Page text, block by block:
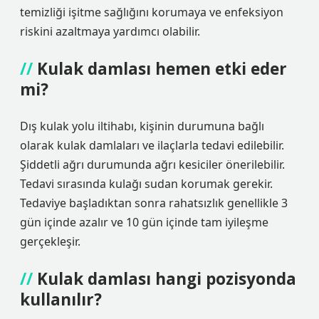
temizliği işitme sağlığını korumaya ve enfeksiyon
riskini azaltmaya yardımcı olabilir.
Kulak damlası hemen etki eder
mi?
Dış kulak yolu iltihabı, kişinin durumuna bağlı
olarak kulak damlaları ve ilaçlarla tedavi edilebilir.
Şiddetli ağrı durumunda ağrı kesiciler önerilebilir.
Tedavi sırasında kulağı sudan korumak gerekir.
Tedaviye başladıktan sonra rahatsızlık genellikle 3
gün içinde azalır ve 10 gün içinde tam iyileşme
gerçekleşir.
Kulak damlası hangi pozisyonda
kullanılır?